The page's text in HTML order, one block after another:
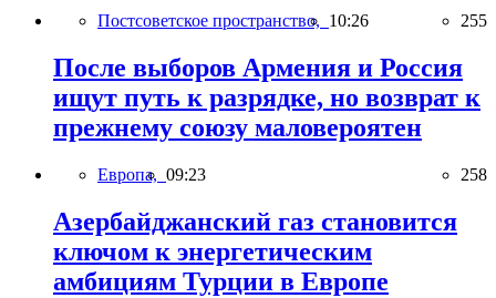
Постсоветское пространство, 10:26 255
После выборов Армения и Россия
ищут путь к разрядке, но возврат к
прежнему союзу маловероятен
Европа, 09:23 258
Азербайджанский газ становится
ключом к энергетическим
амбициям Турции в Европе